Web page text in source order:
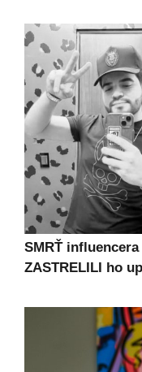
SMRŤ
ZASTRELILI ho